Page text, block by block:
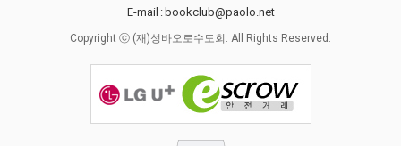
E-mail : bookclub@paolo.net
Copyright ⓒ (재)성바오로수도회. All Rights Reserved.